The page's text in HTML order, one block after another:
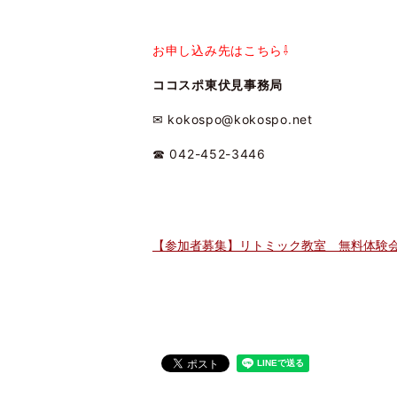
お申し込み先はこちら⇩
ココスポ東伏見事務局
✉ kokospo@kokospo.net
☎ 042-452-3446
【参加者募集】リトミック教室 無料体験